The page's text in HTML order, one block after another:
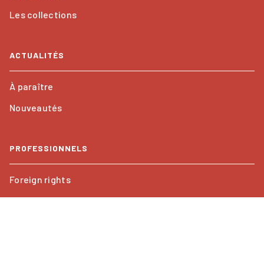
Les collections
ACTUALITÉS
À paraître
Nouveautés
PROFESSIONNELS
Foreign rights